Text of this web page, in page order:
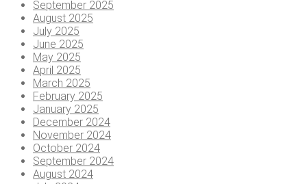
September 2025
August 2025
July 2025
June 2025
May 2025
April 2025
March 2025
February 2025
January 2025
December 2024
November 2024
October 2024
September 2024
August 2024